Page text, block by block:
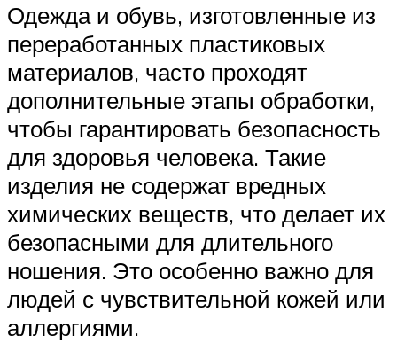
Одежда и обувь, изготовленные из
переработанных пластиковых
материалов, часто проходят
дополнительные этапы обработки,
чтобы гарантировать безопасность
для здоровья человека. Такие
изделия не содержат вредных
химических веществ, что делает их
безопасными для длительного
ношения. Это особенно важно для
людей с чувствительной кожей или
аллергиями.